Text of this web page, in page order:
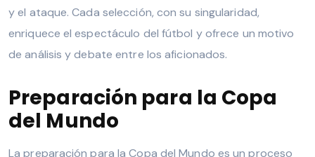
y el ataque. Cada selección, con su singularidad,
enriquece el espectáculo del fútbol y ofrece un motivo
de análisis y debate entre los aficionados.
Preparación para la Copa
del Mundo
La preparación para la Copa del Mundo es un proceso